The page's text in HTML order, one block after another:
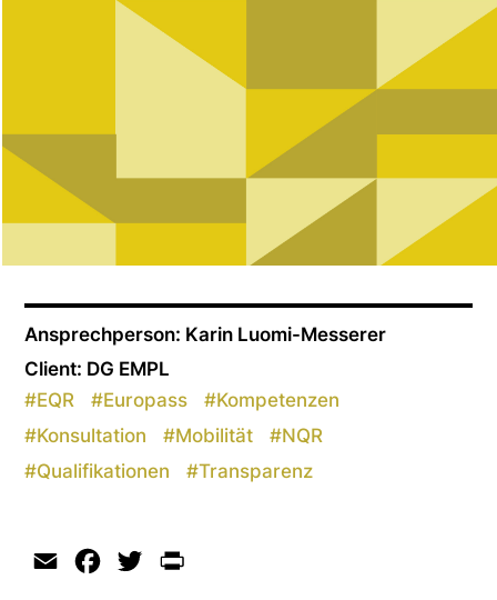
Ansprechperson: Karin Luomi-Messerer
Client: DG EMPL
#EQR #Europass #Kompetenzen
#Konsultation #Mobilität #NQR
#Qualifikationen #Transparenz
Email Facebook
Twitter